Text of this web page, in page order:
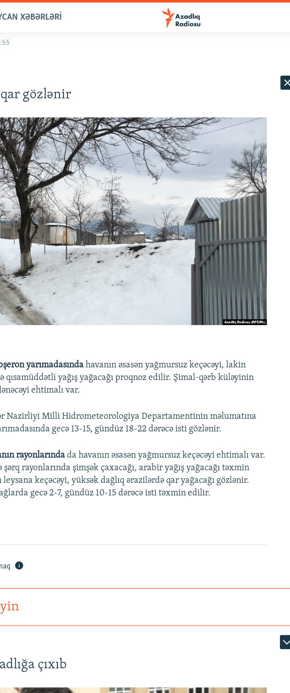
XƏBƏRLƏRI
gözlənir
yarımadasında havanın əsasən yağmursuz keçəcəyi, lakin
qısamüddətli yağış yağacağı proqnoz edilir. Şimal-qərb küləyinin
ehtimalı var.
Nazirliyi Milli Hidrometeorologiya Departamentinin məlumatına
gecə 13-15, gündüz 18-22 dərəcə isti gözlənir.
rayonlarında da havanın əsasən yağmursuz keçəcəyi ehtimalı var.
rayonlarında şimşək çaxacağı, arabir yağış yağacağı təxmin
leysana keçəcəyi, yüksək dağlıq ərazilərdə qar yağacağı gözlənir.
gecə 2-7, gündüz 10-15 dərəcə isti təxmin edilir.
çıxıb